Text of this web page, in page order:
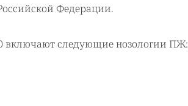
Федерации.
включают следующие нозологии ПЖ: